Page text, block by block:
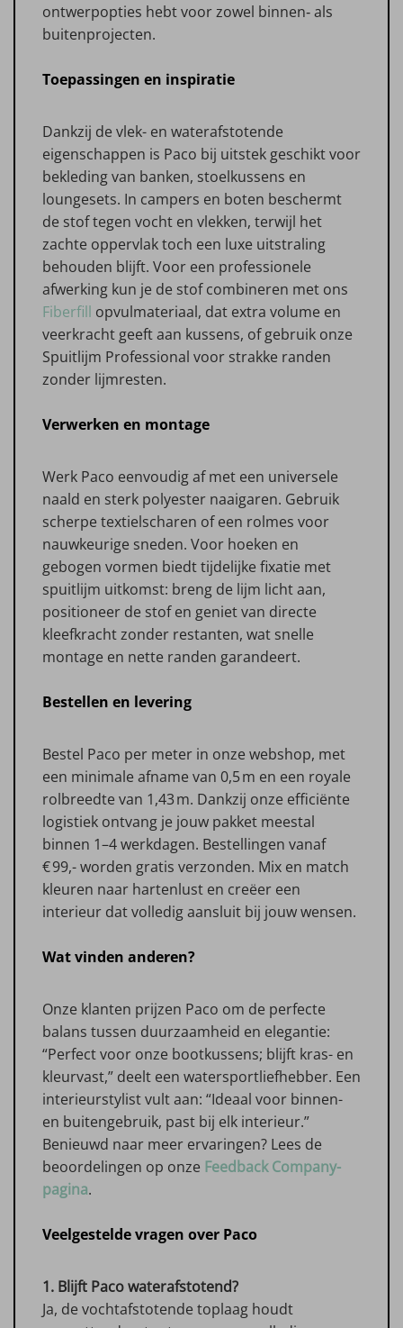
ontwerpopties hebt voor zowel binnen‑ als
buitenprojecten.
Toepassingen en inspiratie
Dankzij de vlek- en waterafstotende
eigenschappen is Paco bij uitstek geschikt voor
bekleding van banken, stoelkussens en
loungesets. In campers en boten beschermt
de stof tegen vocht en vlekken, terwijl het
zachte oppervlak toch een luxe uitstraling
behouden blijft. Voor een professionele
afwerking kun je de stof combineren met ons
Fiberfill opvulmateriaal, dat extra volume en
veerkracht geeft aan kussens, of gebruik onze
Spuitlijm Professional voor strakke randen
zonder lijmresten.
Verwerken en montage
Werk Paco eenvoudig af met een universele
naald en sterk polyester naaigaren. Gebruik
scherpe textielscharen of een rolmes voor
nauwkeurige sneden. Voor hoeken en
gebogen vormen biedt tijdelijke fixatie met
spuitlijm uitkomst: breng de lijm licht aan,
positioneer de stof en geniet van directe
kleefkracht zonder restanten, wat snelle
montage en nette randen garandeert.
Bestellen en levering
Bestel Paco per meter in onze webshop, met
een minimale afname van 0,5 m en een royale
rolbreedte van 1,43 m. Dankzij onze efficiënte
logistiek ontvang je jouw pakket meestal
binnen 1–4 werkdagen. Bestellingen vanaf
€ 99,- worden gratis verzonden. Mix en match
kleuren naar hartenlust en creëer een
interieur dat volledig aansluit bij jouw wensen.
Wat vinden anderen?
Onze klanten prijzen Paco om de perfecte
balans tussen duurzaamheid en elegantie:
“Perfect voor onze bootkussens; blijft kras- en
kleurvast,” deelt een watersportliefhebber. Een
interieurstylist vult aan: “Ideaal voor binnen-
en buitengebruik, past bij elk interieur.”
Benieuwd naar meer ervaringen? Lees de
beoordelingen op onze Feedback Company-
pagina.
Veelgestelde vragen over Paco
1. Blijft Paco waterafstotend?
Ja, de vochtafstotende toplaag houdt